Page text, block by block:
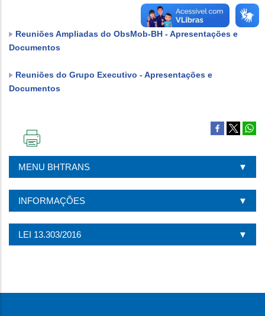
Reuniões Ampliadas do ObsMob-BH - Apresentações e
Documentos
Reuniões do Grupo Executivo - Apresentações e
Documentos
PÁGINA
MENU BHTRANS
INFORMAÇÕES
LEI 13.303/2016